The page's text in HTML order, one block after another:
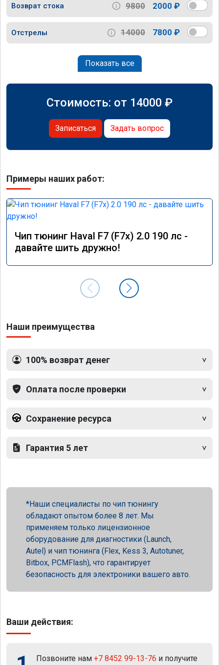
Возврат стока 9800 2000 ₽
Отстрелы 14000 7800 ₽
Показать все
Стоимость: от 14000 ₽
Записаться Задать вопрос
Примеры наших работ:
Чип тюнинг Haval F7 (F7x) 2.0 190 лс -
давайте шить дружно!
Наши преимущества
100% возврат денег
Оплата после проверки
Сохранение ресурса
Гарантия 5 лет
Наши специалисты по чип тюнингу
обладают опытом более 8 лет. Мы
применяем только лицензионное
оборудование для диагностики (Launch,
Autel) и чип тюнинга (Flex, Kess 3, Autotuner,
Bitbox, PCMFlash), что гарантирует
безопасность для электроники вашего авто.
Ваши действия:
Позвоните нам +7 8452 99-13-76 и получите